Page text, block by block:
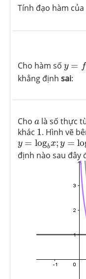
Tính đạo hàm
Cho hàm số y = f
khẳng định sai:
Cho a
a là số thực
khác 1
1. Hình vẽ
y = logbx; y =
y=logbx;y=logcx
định nào sau đây